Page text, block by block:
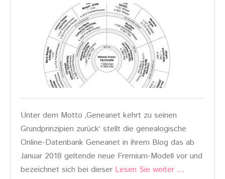
Unter dem Motto ‚Geneanet kehrt zu seinen
Grundprinzipien zurück‘ stellt die genealogische
Online-Datenbank Geneanet in ihrem Blog das ab
Januar 2018 geltende neue Fremium-Modell vor und
bezeichnet sich bei dieser Lesen Sie weiter …